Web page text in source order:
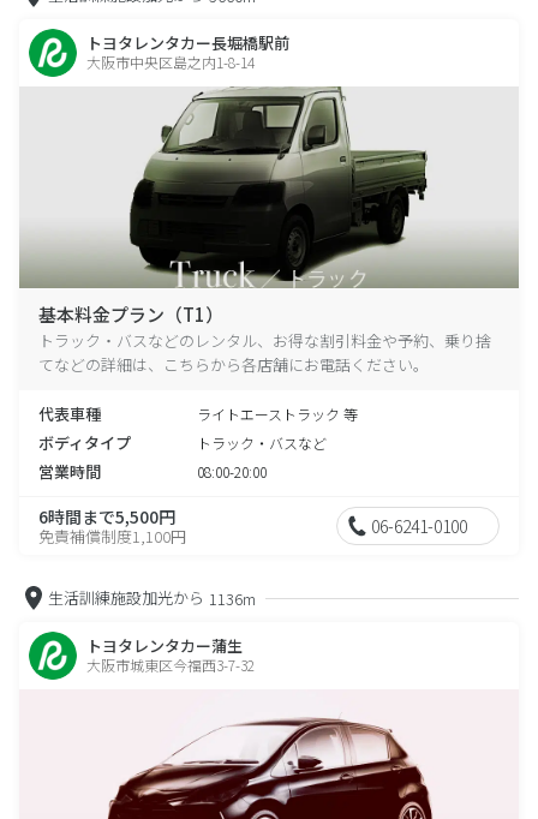
トヨタレンタカー長堀橋駅前
大阪市中央区島之内1-8-14
基本料金プラン（T1）
トラック・バスなどのレンタル、お得な割引料金や予約、乗り捨
てなどの詳細は、こちらから各店舗にお電話ください。
代表車種 ライトエーストラック 等
ボディタイプ トラック・バスなど
営業時間 08:00-20:00
6時間まで5,500円
免責補償制度1,100円 06-6241-0100
生活訓練施設加光から 1136m
トヨタレンタカー蒲生
大阪市城東区今福西3-7-32